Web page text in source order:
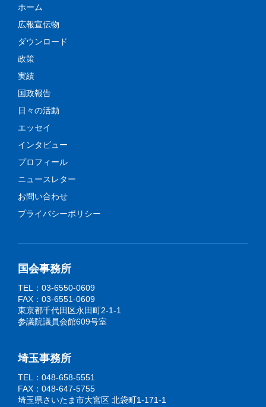
ホーム
広報宣伝物
ダウンロード
政策
実績
国政報告
日々の活動
エッセイ
インタビュー
プロフィール
ニュースレター
お問い合わせ
プライバシーポリシー
国会事務所
TEL：03-6550-0609
FAX：03-6551-0609
東京都千代田区永田町2-1-1
参議院議員会館609号室
埼玉事務所
TEL：048-658-5551
FAX：048-647-5755
埼玉県さいたま市大宮区 北袋町1-171-1